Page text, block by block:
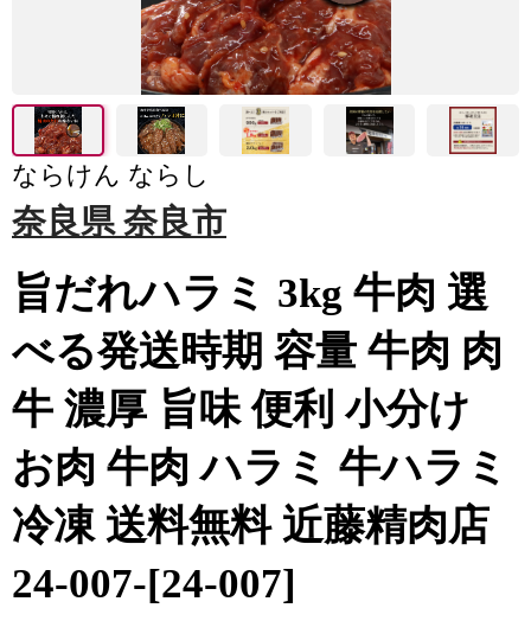
ならけん ならし
奈良県 奈良市
旨だれハラミ 3kg 牛肉 選
べる発送時期 容量 牛肉 肉
牛 濃厚 旨味 便利 小分け
お肉 牛肉 ハラミ 牛ハラミ
冷凍 送料無料 近藤精肉店
24-007-[24-007]